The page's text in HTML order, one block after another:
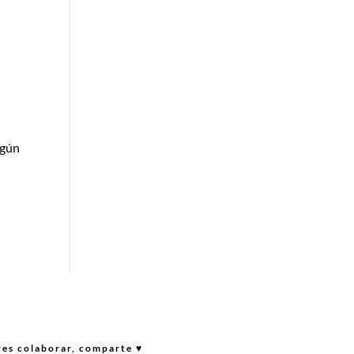
colaborar, comparte ♥︎